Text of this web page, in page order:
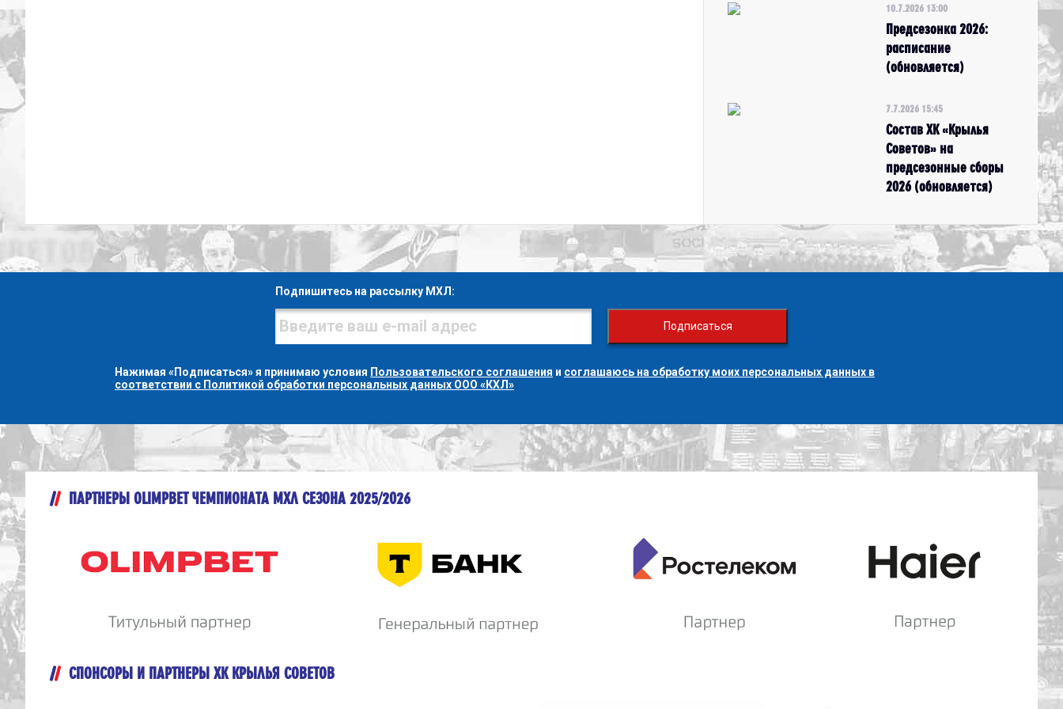
10.7.2026 13:00
Предсезонка 2026:
расписание
(обновляется)
7.7.2026 15:45
Состав ХК «Крылья
Советов» на
предсезонные сборы
2026 (обновляется)
Подпишитесь на рассылку МХЛ:
Подписаться
Нажимая «Подписаться» я принимаю условия Пользовательского соглашения и соглашаюсь на обработку моих персональных данных в
соответствии с Политикой обработки персональных данных ООО «КХЛ»
ПАРТНЕРЫ OLIMPBET ЧЕМПИОНАТА МХЛ СЕЗОНА 2025/2026
СПОНСОРЫ И ПАРТНЕРЫ ХК КРЫЛЬЯ СОВЕТОВ